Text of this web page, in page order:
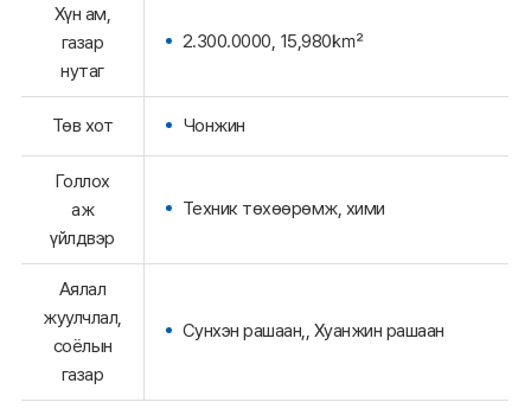
Хүн ам,
газар
нутаг
2.300.0000, 15,980㎢
Төв хот Чонжин
Голлох
аж
үйлдвэр
Техник төхөөрөмж, хими
Аялал
жуулчлал,
соёлын
газар
Сунхэн рашаан,, Хуанжин рашаан